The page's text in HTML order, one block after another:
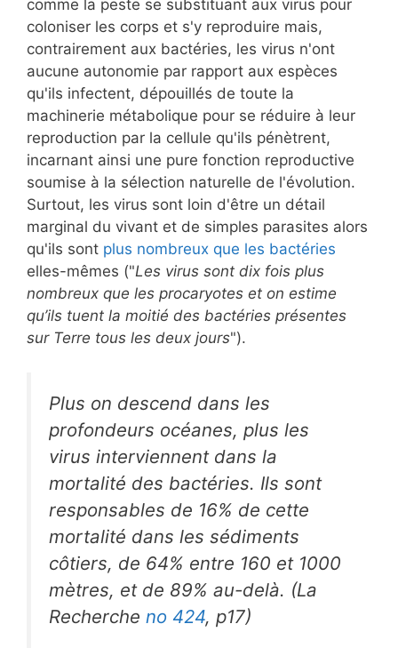
comme la peste se substituant aux virus pour
coloniser les corps et s'y reproduire mais,
contrairement aux bactéries, les virus n'ont
aucune autonomie par rapport aux espèces
qu'ils infectent, dépouillés de toute la
machinerie métabolique pour se réduire à leur
reproduction par la cellule qu'ils pénètrent,
incarnant ainsi une pure fonction reproductive
soumise à la sélection naturelle de l'évolution.
Surtout, les virus sont loin d'être un détail
marginal du vivant et de simples parasites alors
qu'ils sont plus nombreux que les bactéries
elles-mêmes ("Les virus sont dix fois plus
nombreux que les procaryotes et on estime
qu’ils tuent la moitié des bactéries présentes
sur Terre tous les deux jours").
Plus on descend dans les
profondeurs océanes, plus les
virus interviennent dans la
mortalité des bactéries. Ils sont
responsables de 16% de cette
mortalité dans les sédiments
côtiers, de 64% entre 160 et 1000
mètres, et de 89% au-delà. (La
Recherche no 424, p17)